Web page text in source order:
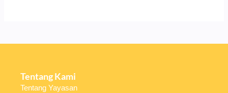
Tentang Kami
Tentang Yayasan